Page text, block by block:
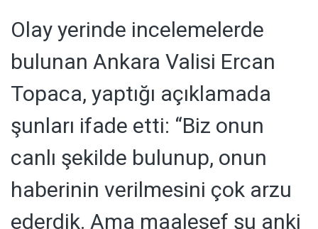
Haberleri
Olay yerinde incelemelerde
bulunan Ankara Valisi Ercan
Topaca, yaptığı açıklamada
şunları ifade etti: “Biz onun
canlı şekilde bulunup, onun
haberinin verilmesini çok arzu
ederdik. Ama maalesef şu anki